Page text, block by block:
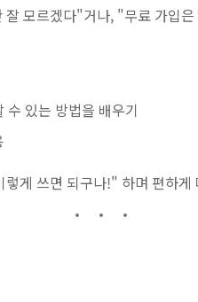
모르겠다"거나, "무료 가입
수 있는 방법을 배우기
게 쓰면 되구나!" 하며 편하게